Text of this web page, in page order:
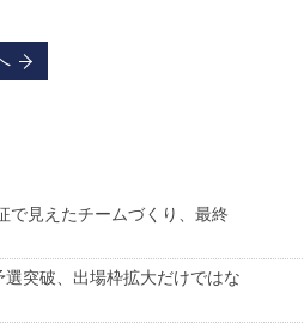
で見えたチームづくり、最終
突破、出場枠拡大だけではな